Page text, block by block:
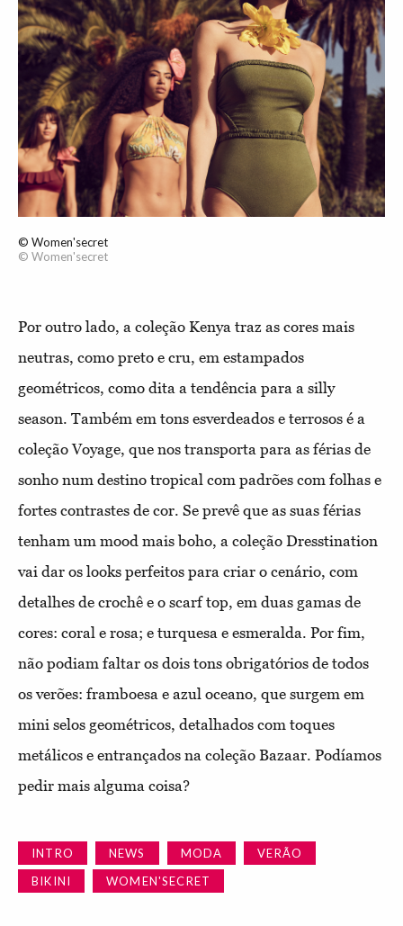
© Women'secret
© Women'secret
Por outro lado, a coleção Kenya traz as cores mais
neutras, como preto e cru, em estampados
geométricos, como dita a tendência para a silly
season. Também em tons esverdeados e terrosos é a
coleção Voyage, que nos transporta para as férias de
sonho num destino tropical com padrões com folhas e
fortes contrastes de cor. Se prevê que as suas férias
tenham um mood mais boho, a coleção Dresstination
vai dar os looks perfeitos para criar o cenário, com
detalhes de crochê e o scarf top, em duas gamas de
cores: coral e rosa; e turquesa e esmeralda. Por fim,
não podiam faltar os dois tons obrigatórios de todos
os verões: framboesa e azul oceano, que surgem em
mini selos geométricos, detalhados com toques
metálicos e entrançados na coleção Bazaar. Podíamos
pedir mais alguma coisa?
INTRO NEWS MODA
VERÃO
BIKINI
WOMEN'SECRET